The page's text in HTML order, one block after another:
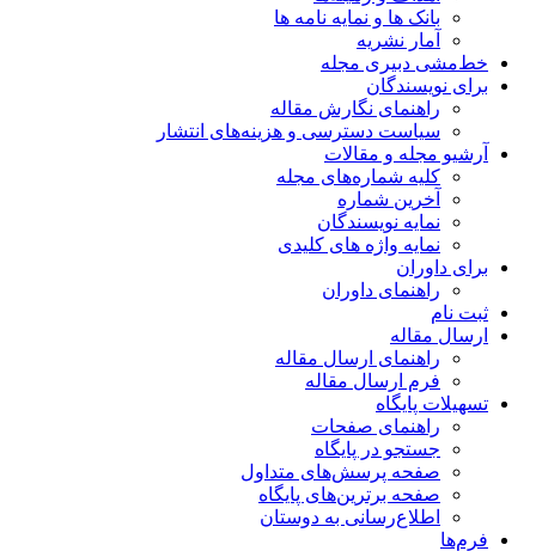
بانک ها و نمایه نامه ها
آمار نشریه
خط‌مشی دبیری مجله
برای نویسندگان
راهنمای نگارش مقاله
سیاست دسترسی و هزینه‌های انتشار
آرشیو مجله و مقالات
کلیه شماره‌های مجله
آخرین شماره
نمایه نویسندگان
نمایه واژه های کلیدی
برای داوران
راهنمای داوران
ثبت نام
ارسال مقاله
راهنمای ارسال مقاله
فرم ارسال مقاله
تسهیلات پایگاه
راهنمای صفحات
جستجو در پایگاه
صفحه پرسش‌های متداول
صفحه برترین‌های پایگاه
اطلاع‌رسانی به دوستان
فرم‌ها